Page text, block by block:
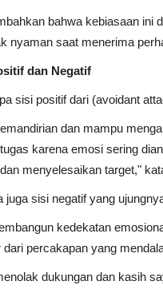
bahwa kebiasaan ini
nyaman saat menerima
dan Negatif
sisi positif dari (avoidant
dan mampu
karena emosi sering
menyelesaikan target,"
juga sisi negatif yang
kedekatan
dari percakapan yang
dukungan dan kasih